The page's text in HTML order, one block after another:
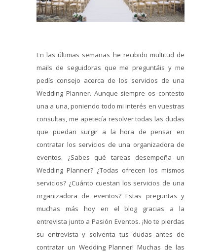
En las últimas semanas he recibido multitud de
mails de seguidoras que me preguntáis y me
pedís consejo acerca de los servicios de una
Wedding Planner. Aunque siempre os contesto
una a una, poniendo todo mi interés en vuestras
consultas, me apetecía resolver todas las dudas
que puedan surgir a la hora de pensar en
contratar los servicios de una organizadora de
eventos. ¿Sabes qué tareas desempeña un
Wedding Planner? ¿Todas ofrecen los mismos
servicios? ¿Cuánto cuestan los servicios de una
organizadora de eventos? Estas preguntas y
muchas más hoy en el blog gracias a la
entrevista junto a Pasión Eventos. ¡No te pierdas
su entrevista y solventa tus dudas antes de
contratar un Wedding Planner! Muchas de las